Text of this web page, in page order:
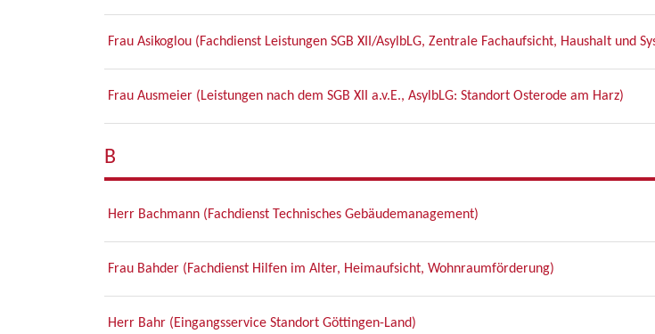
Frau Asikoglou (Fachdienst Leistungen SGB XII/AsylbLG, Zentrale Fachaufsicht, Haushalt und
Frau Ausmeier (Leistungen nach dem SGB XII a.v.E., AsylbLG: Standort Osterode am Harz)
B
Herr Bachmann (Fachdienst Technisches Gebäudemanagement)
Frau Bahder (Fachdienst Hilfen im Alter, Heimaufsicht, Wohnraumförderung)
Herr Bahr (Eingangsservice Standort Göttingen-Land)